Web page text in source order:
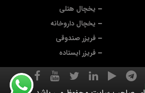
یخچال هتلی
یخچال داروخانه
فریزر صندوقی
فریزر ایستاده